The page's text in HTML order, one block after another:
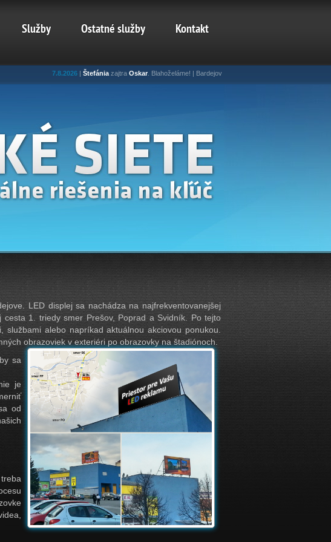
Služby Ostatné služby Kontakt
7.8.2026 | Štefánia zajtra Oskar. Blahoželáme! | Bardejov
LED displej sa nachádza na najfrekventovanejšej
1. triedy smer Prešov, Poprad a Svidník. Po tejto
alebo napríkad aktuálnou akciovou ponukou.
obrazoviek v exteriéri po obrazovky na štadiónoch.
sa
je
od